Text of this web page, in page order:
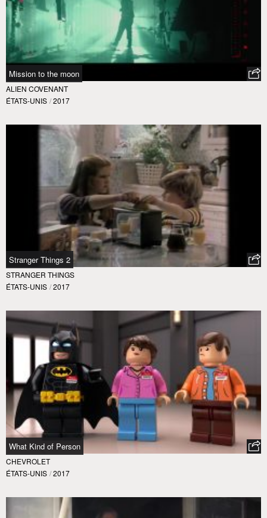
Mission to the moon
ALIEN COVENANT
ÉTATS-UNIS / 2017
Stranger Things 2
STRANGER THINGS
ÉTATS-UNIS / 2017
What Kind of Person
CHEVROLET
ÉTATS-UNIS / 2017